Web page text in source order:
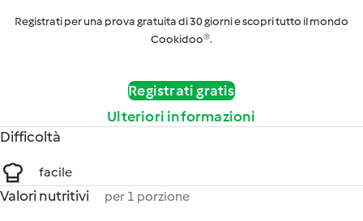
Registrati per una prova gratuita di 30 giorni e scopri tutto il mondo
Cookidoo®.
Registrati gratis
Ulteriori informazioni
Difficoltà
facile
Valori nutritivi per 1 porzione